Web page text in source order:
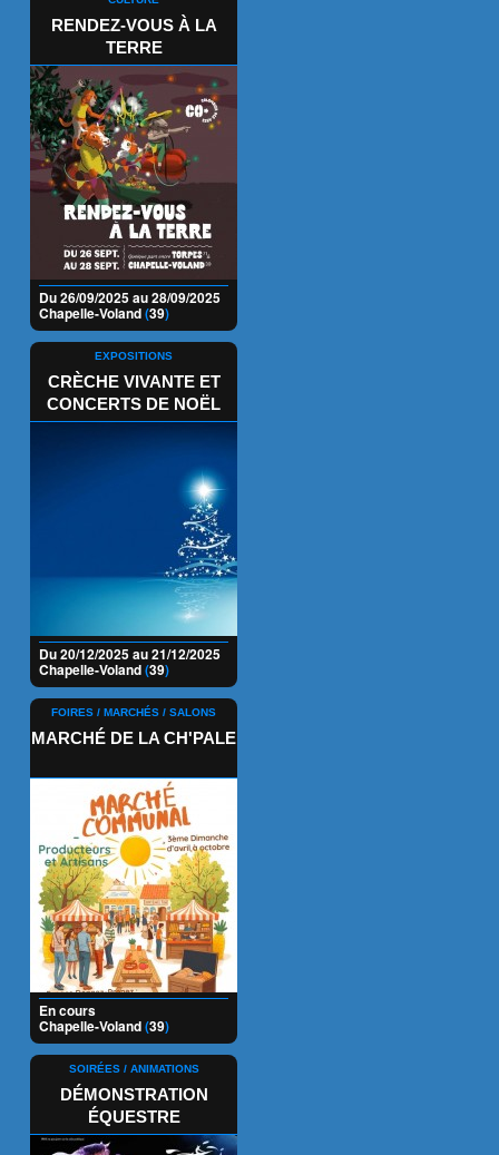
RENDEZ-VOUS À LA
TERRE
Du 26/09/2025 au 28/09/2025
Chapelle-Voland(39)
EXPOSITIONS
CRÈCHE VIVANTE ET
CONCERTS DE NOËL
Du 20/12/2025 au 21/12/2025
Chapelle-Voland(39)
FOIRES / MARCHÉS / SALONS
MARCHÉ DE LA CH'PALE
En cours
Chapelle-Voland(39)
SOIRÉES / ANIMATIONS
DÉMONSTRATION
ÉQUESTRE